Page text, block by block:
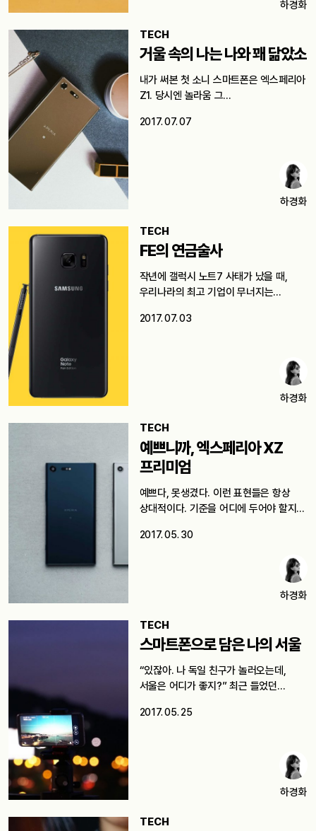
하경화
TECH
거울 속의 나는 나와 꽤 닮았소
내가 써본 첫 소니 스마트폰은 엑스페리아
Z1. 당시엔 놀라움 그…
2017. 07. 07
하경화
TECH
FE의 연금술사
작년에 갤럭시 노트7 사태가 났을 때,
우리나라의 최고 기업이 무너지는…
2017. 07. 03
하경화
TECH
예쁘니까, 엑스페리아 XZ
프리미엄
예쁘다, 못생겼다. 이런 표현들은 항상
상대적이다. 기준을 어디에 두어야 할지…
2017. 05. 30
하경화
TECH
스마트폰으로 담은 나의 서울
“있잖아. 나 독일 친구가 놀러오는데,
서울은 어디가 좋지?” 최근 들었던…
2017. 05. 25
하경화
TECH